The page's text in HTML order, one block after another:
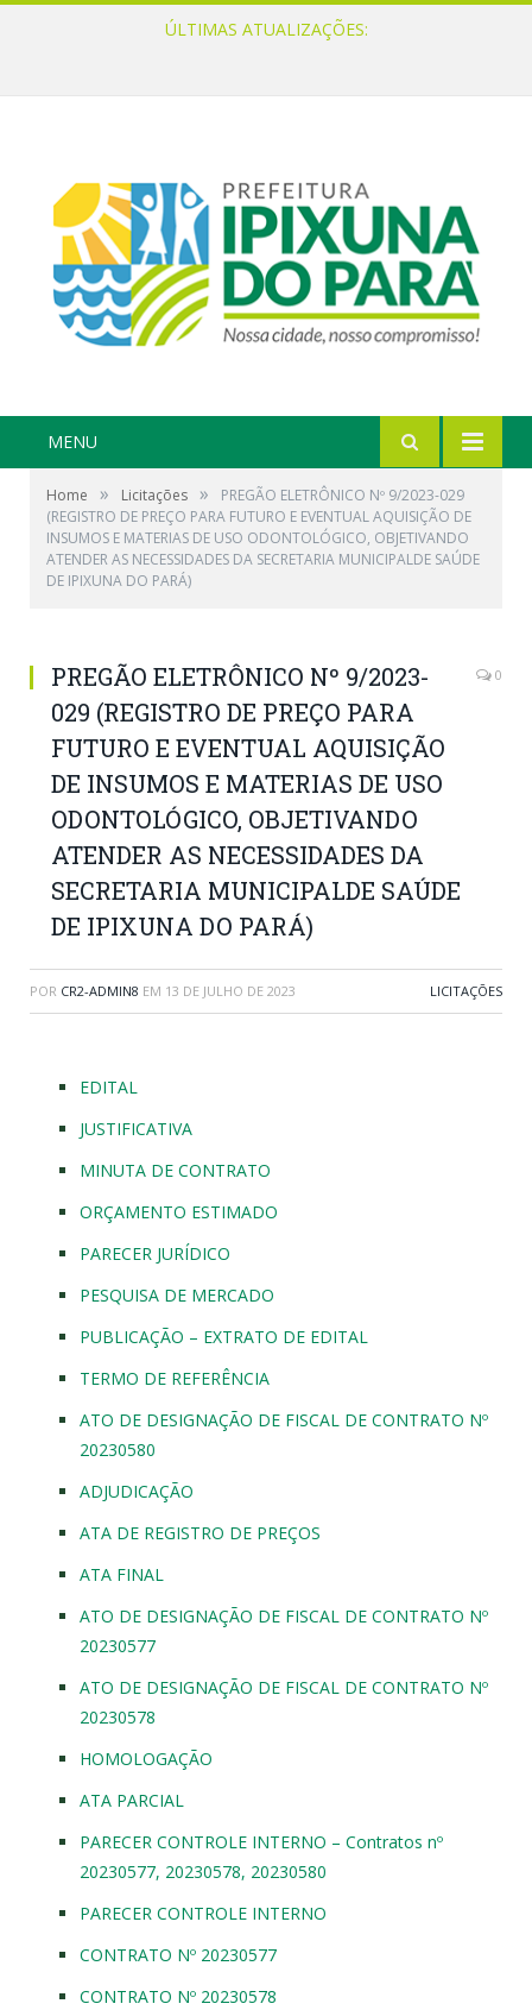
ÚLTIMAS ATUALIZAÇÕES:
MENU
Home » Licitações »
PREGÃO ELETRÔNICO Nº 9/2023-029
(REGISTRO DE PREÇO PARA FUTURO E EVENTUAL AQUISIÇÃO DE
INSUMOS E MATERIAS DE USO ODONTOLÓGICO, OBJETIVANDO
ATENDER AS NECESSIDADES DA SECRETARIA MUNICIPALDE SAÚDE
DE IPIXUNA DO PARÁ)
PREGÃO ELETRÔNICO Nº 9/2023-
029 (REGISTRO DE PREÇO PARA
FUTURO E EVENTUAL AQUISIÇÃO
DE INSUMOS E MATERIAS DE USO
ODONTOLÓGICO, OBJETIVANDO
ATENDER AS NECESSIDADES DA
SECRETARIA MUNICIPALDE SAÚDE
DE IPIXUNA DO PARÁ)
0
POR CR2-ADMIN8 EM 13 DE JULHO DE 2023 LICITAÇÕES
EDITAL
JUSTIFICATIVA
MINUTA DE CONTRATO
ORÇAMENTO ESTIMADO
PARECER JURÍDICO
PESQUISA DE MERCADO
PUBLICAÇÃO – EXTRATO DE EDITAL
TERMO DE REFERÊNCIA
ATO DE DESIGNAÇÃO DE FISCAL DE CONTRATO Nº
20230580
ADJUDICAÇÃO
ATA DE REGISTRO DE PREÇOS
ATA FINAL
ATO DE DESIGNAÇÃO DE FISCAL DE CONTRATO Nº
20230577
ATO DE DESIGNAÇÃO DE FISCAL DE CONTRATO Nº
20230578
HOMOLOGAÇÃO
ATA PARCIAL
PARECER CONTROLE INTERNO – Contratos nº
20230577, 20230578, 20230580
PARECER CONTROLE INTERNO
CONTRATO Nº 20230577
CONTRATO Nº 20230578